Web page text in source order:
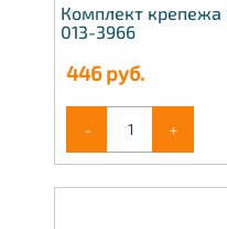
Комплект
013-3966
446руб.
- +